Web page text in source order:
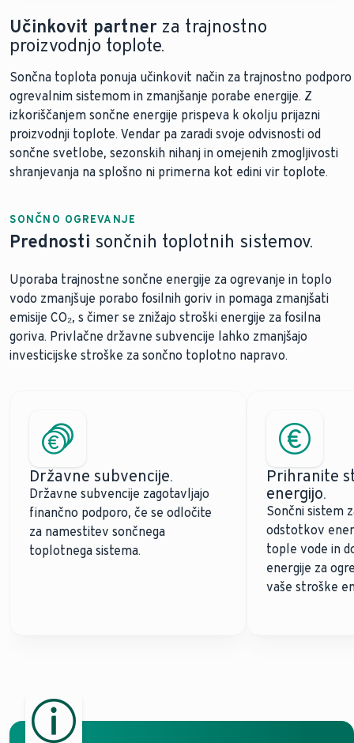
Učinkovit partner za trajnostno
proizvodnjo toplote.
Sončna toplota ponuja učinkovit način za trajnostno podporo
ogrevalnim sistemom in zmanjšanje porabe energije. Z
izkoriščanjem sončne energije prispeva k okolju prijazni
proizvodnji toplote. Vendar pa zaradi svoje odvisnosti od
sončne svetlobe, sezonskih nihanj in omejenih zmogljivosti
shranjevanja na splošno ni primerna kot edini vir toplote.
SONČNO OGREVANJE
Prednosti sončnih toplotnih sistemov.
Uporaba trajnostne sončne energije za ogrevanje in toplo
vodo zmanjšuje porabo fosilnih goriv in pomaga zmanjšati
emisije CO₂, s čimer se znižajo stroški energije za fosilna
goriva. Privlačne državne subvencije lahko zmanjšajo
investicijske stroške za sončno toplotno napravo.
Državne subvencije.
Državne subvencije zagotavljajo
finančno podporo, če se odločite
za namestitev sončnega
toplotnega sistema.
Prihranite
energijo.
Sončni sistem
odstotkov
tople vode in
energije za
vaše stroške